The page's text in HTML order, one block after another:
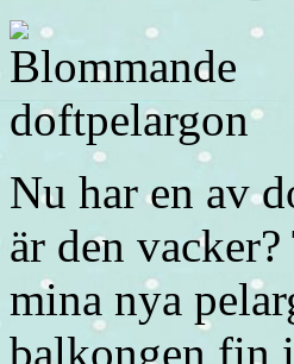
Nu har en av
är den
mina nya
balkongen fin